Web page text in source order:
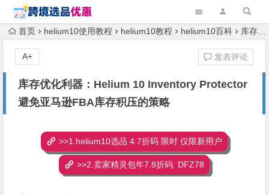
首页 helium10使用教程 helium10教程 helium10百科 库存优化利器：Helium 10 Inventory Protector 避免亚马逊FBA库存积压的策略
库存优化利器：Helium 10 Inventory Protector
避免亚马逊FBA库存积压的策略
发表评论
A+
>>1.helium10选品 4.7折码 限时 仅限新用户
>>2.卖家精灵包年7.8折码: DFZ78